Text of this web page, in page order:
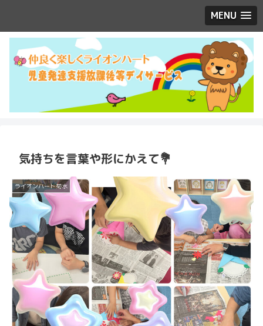
MENU
気持ちを言葉や形にかえて💐
ライオンハート菊水